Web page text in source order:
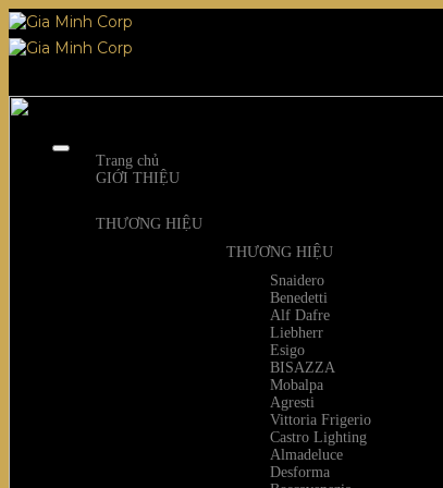
Skip
to
content
Trang chủ
GIỚI THIỆU
THƯƠNG HIỆU
THƯƠNG HIỆU
Snaidero
Benedetti
Alf Dafre
Liebherr
Esigo
BISAZZA
Mobalpa
Agresti
Vittoria Frigerio
Castro Lighting
Almadeluce
Desforma